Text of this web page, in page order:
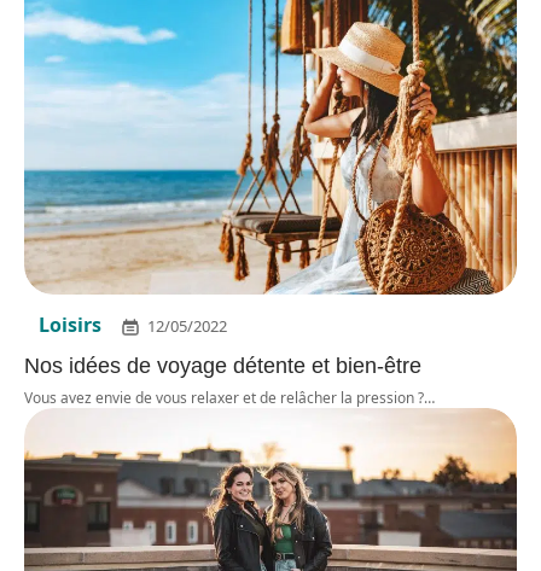
Loisirs 12/05/2022
Nos idées de voyage détente et bien-être
Vous avez envie de vous relaxer et de relâcher la pression ?…